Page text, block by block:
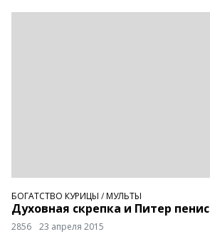
БОГАТСТВО КУРИЦЫ /МУЛЬТЫ
Духовная скрепка и Питер пенис
2856 23 апреля 2015